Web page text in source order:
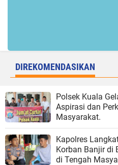
DIREKOMENDASIKAN
Polsek Kuala
Aspirasi dan
Masyarakat.
Kapolres
Korban Banjir di
di Tengah